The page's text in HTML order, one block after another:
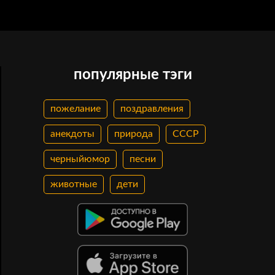
популярные тэги
пожелание поздравления
анекдоты природа СССР
черныйюмор песни
животные дети